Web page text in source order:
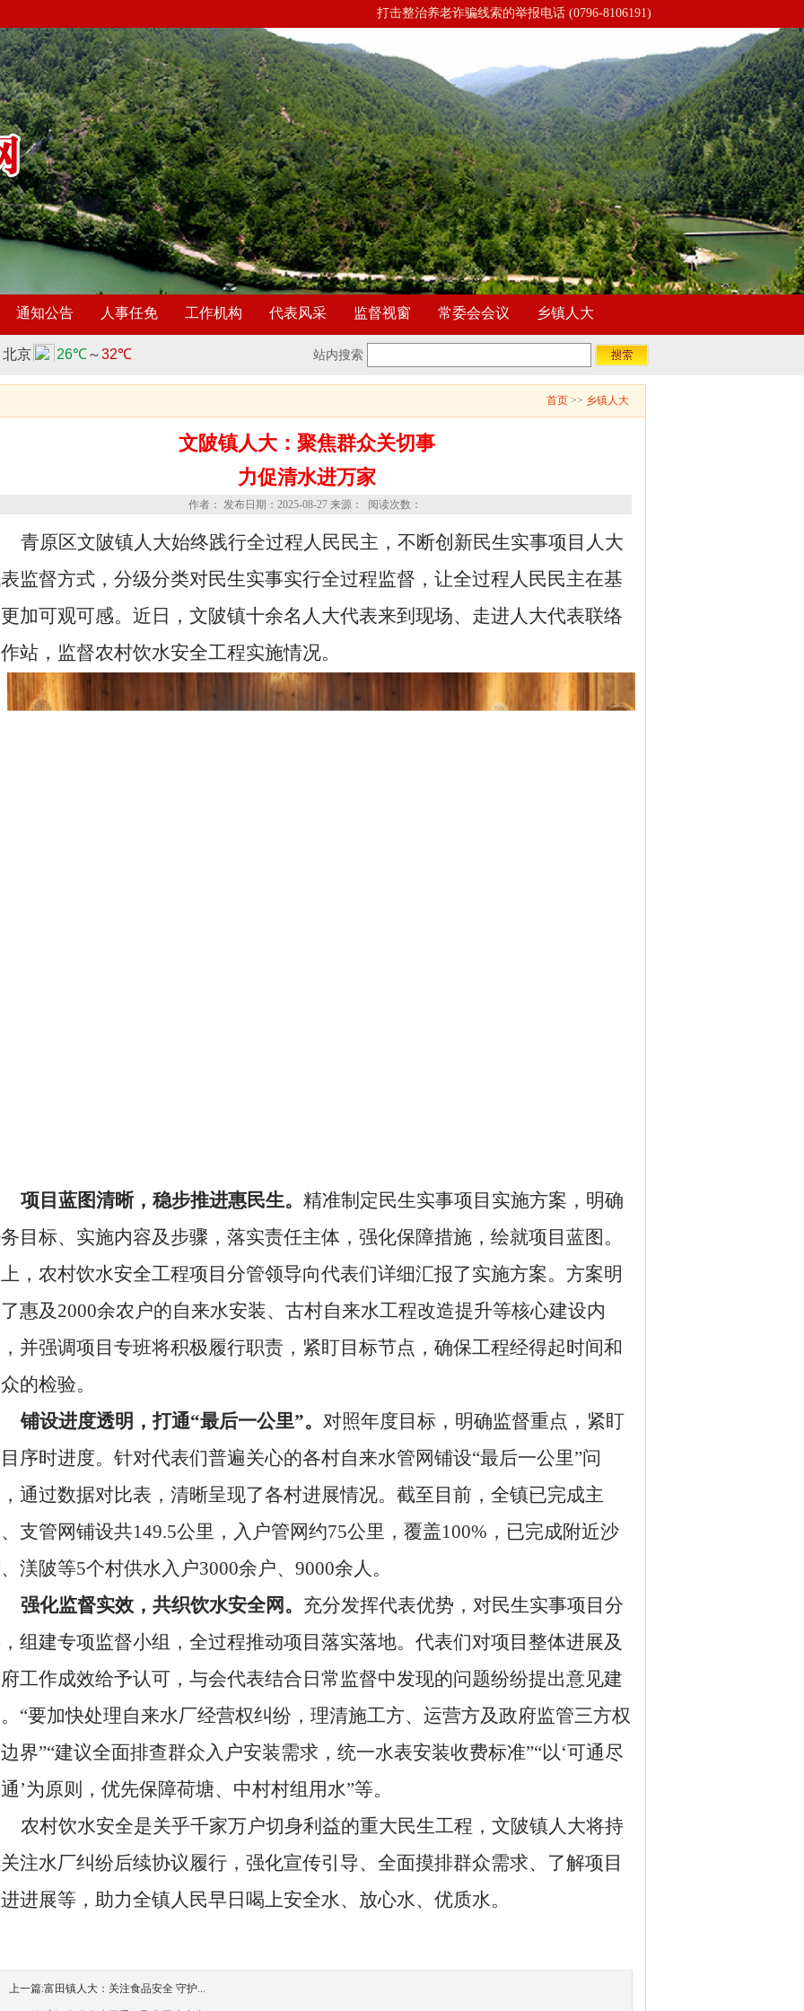
打击整治养老诈骗线索的举报电话 (0796-8106191)
通知公告 人事任免 工作机构 代表风采 监督视窗 常委会会议 乡镇人大
站内搜索
首页 >> 乡镇人大
文陂镇人大：聚焦群众关切事
力促清水进万家
作者： 发布日期：2025-08-27 来源： 阅读次数：
青原区文陂镇人大始终践行全过程人民民主，不断创新民生实事项目人大
监督方式，分级分类对民生实事实行全过程监督，让全过程人民民主在基
加可观可感。近日，文陂镇十余名人大代表来到现场、走进人大代表联络
站，监督农村饮水安全工程实施情况。
项目蓝图清晰，稳步推进惠民生。精准制定民生实事项目实施方案，明确
目标、实施内容及步骤，落实责任主体，强化保障措施，绘就项目蓝图。
，农村饮水安全工程项目分管领导向代表们详细汇报了实施方案。方案明
惠及 2000余农户的自来水安装、古村自来水工程改造提升等核心建设内
并强调项目专班将积极履行职责，紧盯目标节点，确保工程经得起时间和
的检验。
铺设进度透明，打通“最后一公里”。对照年度目标，明确监督重点，紧盯
序时进度。针对代表们普遍关心的各村自来水管网铺设“最后一公里”问
通过数据对比表，清晰呈现了各村进展情况。截至目前，全镇已完成主
支管网铺设共149.5公里，入户管网约75公里，覆盖100%，已完成附近沙
渼陂等5个村供水入户3000余户、9000余人。
强化监督实效，共织饮水安全网。 充分发挥代表优势，对民生实事项目分
组建专项监督小组，全过程推动项目落实落地。代表们对项目整体进展及
工作成效给予认可，与会代表结合日常监督中发现的问题纷纷提出意见建
“要加快处理自来水厂经营权纠纷，理清施工方、运营方及政府监管三方权
界”“建议全面排查群众入户安装需求，统一水表安装收费标准”“以‘可通尽
’为原则，优先保障荷塘、中村村组用水”等。
农村饮水安全是关乎千家万户切身利益的重大民生工程，文陂镇人大将持
注水厂纠纷后续协议履行，强化宣传引导、全面摸排群众需求、了解项目
进展等，助力全镇人民早日喝上安全水、放心水、优质水。
上一篇:富田镇人大：关注食品安全 守护...